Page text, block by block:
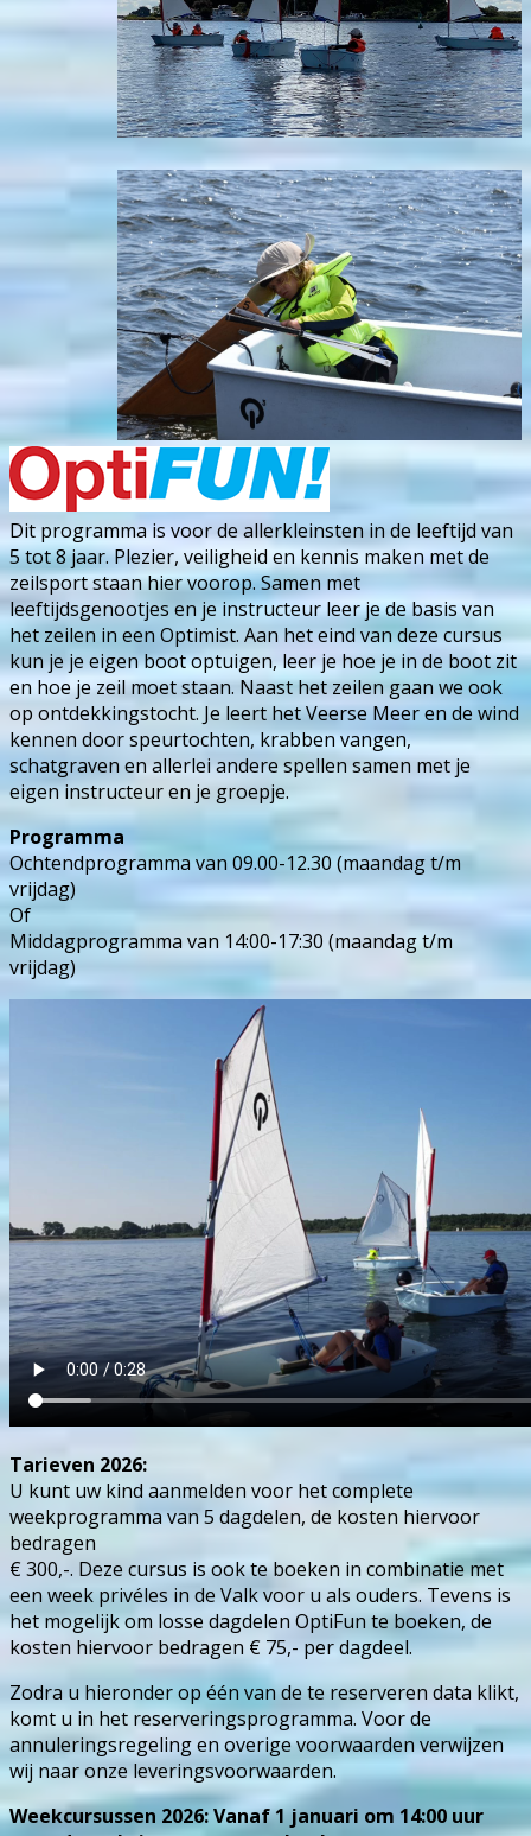
Dit programma is voor de allerkleinsten in de leeftijd van
5 tot 8 jaar. Plezier, veiligheid en kennis maken met de
zeilsport staan hier voorop. Samen met
leeftijdsgenootjes en je instructeur leer je de basis van
het zeilen in een Optimist. Aan het eind van deze cursus
kun je je eigen boot optuigen, leer je hoe je in de boot zit
en hoe je zeil moet staan. Naast het zeilen gaan we ook
op ontdekkingstocht. Je leert het Veerse Meer en de wind
kennen door speurtochten, krabben vangen,
schatgraven en allerlei andere spellen samen met je
eigen instructeur en je groepje.
Programma
Ochtendprogramma van 09.00-12.30 (maandag t/m
vrijdag)
Of
Middagprogramma van 14:00-17:30 (maandag t/m
vrijdag)
Tarieven 2026:
U kunt uw kind aanmelden voor het complete
weekprogramma van 5 dagdelen, de kosten hiervoor
bedragen
€ 300,-. Deze cursus is ook te boeken in combinatie met
een week privéles in de Valk voor u als ouders. Tevens is
het mogelijk om losse dagdelen OptiFun te boeken, de
kosten hiervoor bedragen € 75,- per dagdeel.
Zodra u hieronder op één van de te reserveren data klikt,
komt u in het reserveringsprogramma. Voor de
annuleringsregeling en overige voorwaarden verwijzen
wij naar onze leveringsvoorwaarden.
Weekcursussen 2026: Vanaf 1 januari om 14:00 uur